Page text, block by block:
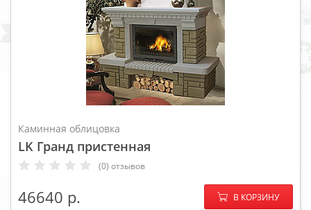
Каминная облицовка
LK Гранд пристенная
(0) отзывов
46640 − +
В КОРЗИНУ